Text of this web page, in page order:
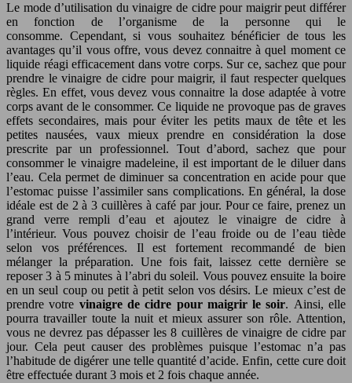
Le mode d’utilisation du vinaigre de cidre pour maigrir peut différer
en fonction de l’organisme de la personne qui le
consomme. Cependant, si vous souhaitez bénéficier de tous les
avantages qu’il vous offre, vous devez connaitre à quel moment ce
liquide réagi efficacement dans votre corps. Sur ce, sachez que pour
prendre le vinaigre de cidre pour maigrir, il faut respecter quelques
règles. En effet, vous devez vous connaitre la dose adaptée à votre
corps avant de le consommer. Ce liquide ne provoque pas de graves
effets secondaires, mais pour éviter les petits maux de tête et les
petites nausées, vaux mieux prendre en considération la dose
prescrite par un professionnel. Tout d’abord, sachez que pour
consommer le vinaigre madeleine, il est important de le diluer dans
l’eau. Cela permet de diminuer sa concentration en acide pour que
l’estomac puisse l’assimiler sans complications. En général, la dose
idéale est de 2 à 3 cuillères à café par jour. Pour ce faire, prenez un
grand verre rempli d’eau et ajoutez le vinaigre de cidre à
l’intérieur. Vous pouvez choisir de l’eau froide ou de l’eau tiède
selon vos préférences. Il est fortement recommandé de bien
mélanger la préparation. Une fois fait, laissez cette dernière se
reposer 3 à 5 minutes à l’abri du soleil. Vous pouvez ensuite la boire
en un seul coup ou petit à petit selon vos désirs. Le mieux c’est de
prendre votre vinaigre de cidre pour maigrir le soir. Ainsi, elle
pourra travailler toute la nuit et mieux assurer son rôle. Attention,
vous ne devrez pas dépasser les 8 cuillères de vinaigre de cidre par
jour. Cela peut causer des problèmes puisque l’estomac n’a pas
l’habitude de digérer une telle quantité d’acide. Enfin, cette cure doit
être effectuée durant 3 mois et 2 fois chaque année.